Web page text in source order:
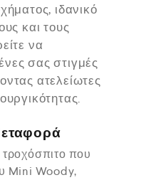
ιδανικό
και τους
να
σας στιγμές
ατελείωτες
τροχόσπιτο που
Mini Woody,